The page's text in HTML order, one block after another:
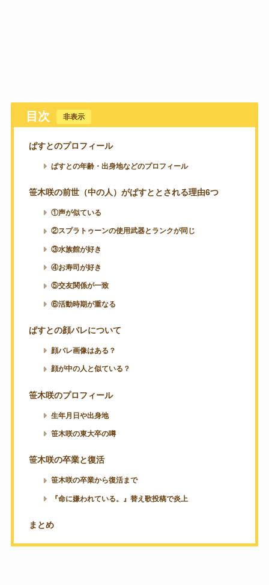
目次 [非表示
ぱすとのプロフィール
ぱすとの年齢・出身地などのプロフィール
笹木咲の前世（中の人）がぱすととされる理由6つ
①声が似ている
②スプラトゥーンの使用武器とランクが同じ
③水族館が好き
④お寿司が好き
⑤交友関係が一致
⑥活動時期が重なる
ぱすとの顔バレについて
顔バレ画像はある？
顔が中の人と似ている？
笹木咲のプロフィール
生年月日や出身地
笹木咲の東大卒の噂
笹木咲の卒業と復活
笹木咲の卒業から復活まで
『命に嫌われている。』替え歌投稿で炎上
まとめ